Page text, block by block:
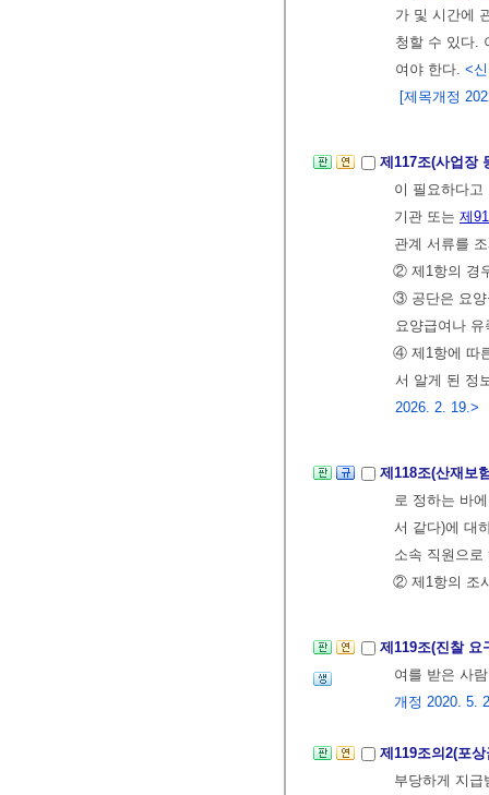
가 및 시간에
청할 수 있다.
여야 한다. <
[제목개정
제117조(사업장
이 필요하다
기관 또는 제
관계 서류를
② 제1항의 경
③ 공단은 요양
요양급여나
④ 제1항에 따
서 알게 된 정
2026. 2. 19.>
제118조(산재보
로 정하는 바
서 같다)에 대
소속 직원으
② 제1항의 조
제119조(진찰 요
여를 받은 사
개정 2020. 5.
제119조의2(포
부당하게 지